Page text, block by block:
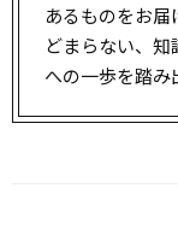
あるものをお
どまらない、
への一歩を踏み